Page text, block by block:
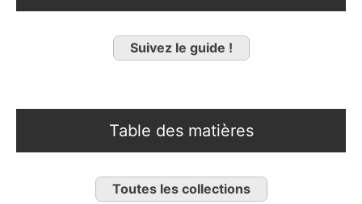
Suivez le guide !
Table des matières
Toutes les collections